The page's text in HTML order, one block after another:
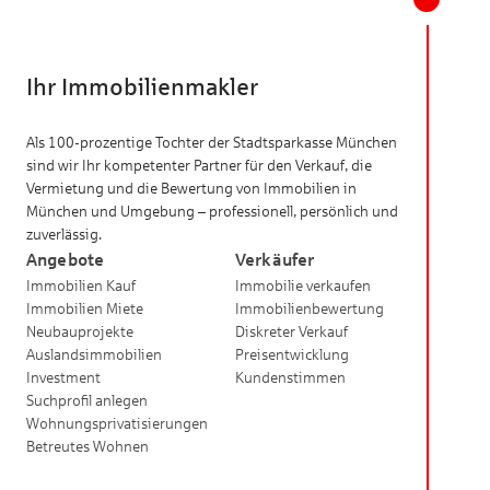
Ihr Immobilienmakler
Als 100-prozentige Tochter der Stadtsparkasse München
sind wir Ihr kompetenter Partner für den Verkauf, die
Vermietung und die Bewertung von Immobilien in
München und Umgebung – professionell, persönlich und
zuverlässig.
Angebote
Immobilien Kauf
Immobilien Miete
Neubauprojekte
Auslandsimmobilien
Investment
Suchprofil anlegen
Wohnungsprivatisierungen
Betreutes Wohnen
Verkäufer
Immobilie verkaufen
Immobilienbewertung
Diskreter Verkauf
Preisentwicklung
Kundenstimmen